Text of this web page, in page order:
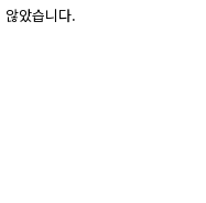
않았습니다.